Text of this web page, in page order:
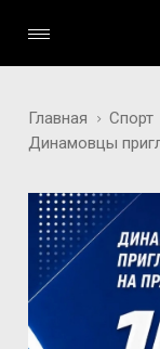
Главная
Спорт
Динамовцы